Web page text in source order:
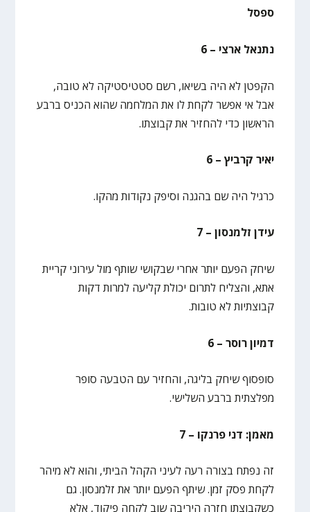
ספסל
נתנאל ארצי – 6
הקפטן לא היה בשיאו, רשם סטטיסטיקה לא טובה,
אבל אי אפשר לקחת לו את המלחמה שהוא הכניס ברבע
הראשון כדי להחזיר את קבוצתו.
יאיר קרביץ – 6
כרגיל היה שם בהגנה וסיפק נקודות מהקו.
עידן זלמנסון – 7
שיחק הפעם יותר אחרי שבקושי שותף מול עירוני קריית
אתא, והצליח לתרום יכולת קליעה למרות דקות
קבוצתיות לא טובות.
דמיון רוסר – 6
סופסוף שיחק בליגה, והחזיר עם הטבעה סופר
מפלצתית ברבע השלישי.
מאמן: דני פרנקו – 7
זה נפתח בצורה רעה לעיני הקהל הביתי, והוא לא מיהר
לקחת פסק זמן. שיתף הפעם יותר את זלמנסון. גם
כשקבוצתו חזרה היריבה שוב לקחה פיקוד, אלא